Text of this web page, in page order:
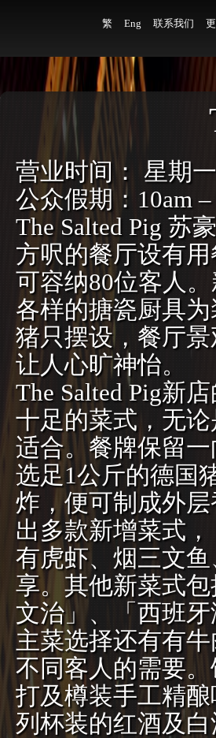
繁 Eng 联系我们
营业时间： 星期
公众假期：10am –
The Salted Pig 苏
方呎的餐厅设有
可容纳80位客人
各样的搪瓷厨具
猪只摆设，餐厅
让人心旷神怡。
The Salted Pig新
十足的菜式，无
适合。餐牌保留
选足1公斤的德国
炸，便可制成外
出多款新增菜式
有虎虾、烟三文
享。其他新菜式
文治」、「西班
主菜选择还有有
不同客人的需要
打及樽装手工精
列杯装的红酒及